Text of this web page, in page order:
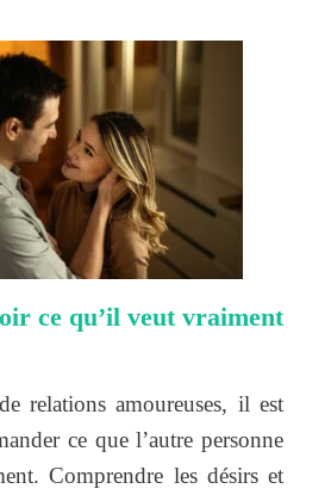
ce qu’il veut vraiment
relations amoureuses, il est
ce que l’autre personne
Comprendre les désirs et